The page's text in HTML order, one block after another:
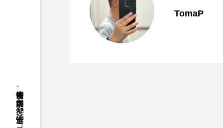
TomaP
2026.07.15 【教会巡礼】カトリッ